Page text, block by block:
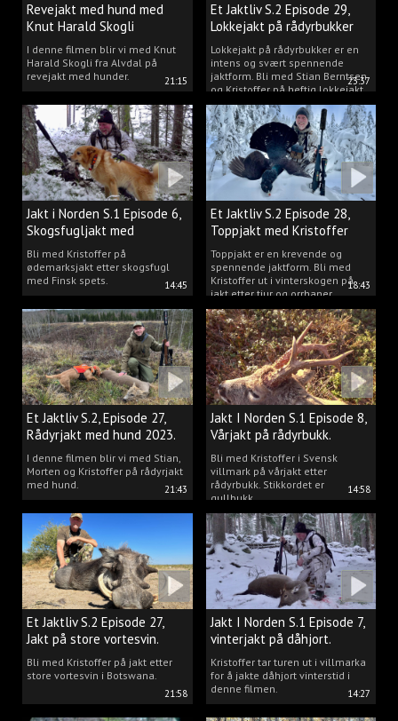
21:15
Revejakt med hund med
Knut Harald Skogli
I denne filmen blir vi med Knut
Harald Skogli fra Alvdal på
revejakt med hunder.
23:37
Et Jaktliv S.2 Episode 29,
Lokkejakt på rådyrbukker
med Stian og Kristoffer
Lokkejakt på rådyrbukker er en
intens og svært spennende
jaktform. Bli med Stian Berntsen
og Kristoffer på heftig lokkejakt.
14:45
Jakt i Norden S.1 Episode 6,
Skogsfugljakt med
spetshund.
Bli med Kristoffer på
ødemarksjakt etter skogsfugl
med Finsk spets.
18:43
Et Jaktliv S.2 Episode 28,
Toppjakt med Kristoffer
Clausen
Toppjakt er en krevende og
spennende jaktform. Bli med
Kristoffer ut i vinterskogen på
jakt etter tiur og orrhaner.
21:43
Et Jaktliv S.2, Episode 27,
Rådyrjakt med hund 2023.
I denne filmen blir vi med Stian,
Morten og Kristoffer på rådyrjakt
med hund.
14:58
Jakt I Norden S.1 Episode 8,
Vårjakt på rådyrbukk.
Bli med Kristoffer i Svensk
villmark på vårjakt etter
rådyrbukk. Stikkordet er
gullbukk.
21:58
Et Jaktliv S.2 Episode 27,
Jakt på store vortesvin.
Bli med Kristoffer på jakt etter
store vortesvin i Botswana.
14:27
Jakt I Norden S.1 Episode 7,
vinterjakt på dåhjort.
Kristoffer tar turen ut i villmarka
for å jakte dåhjort vinterstid i
denne filmen.